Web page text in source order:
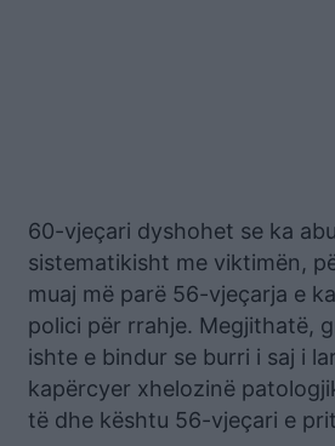
60-vjeçari dyshohet se ka
sistematikisht me viktimën,
muaj më parë 56-vjeçarja e
polici për rrahje. Megjithatë,
ishte e bindur se burri i saj i
kapërcyer xhelozinë
të dhe kështu 56-vjeçari e